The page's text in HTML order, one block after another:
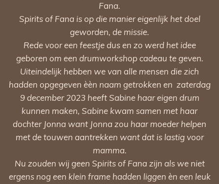
Fana.
Spirits of Fana is op die manier eigenlijk het doel
geworden, de missie.
Rede voor een feestje dus en zo werd het idee
geboren om een drumworkshop cadeau te geven.
Uiteindelijk hebben we van alle mensen die zich
hadden opgegeven èèn naam getrokken en zaterdag
9 december 2023 heeft Sabine haar eigen drum
kunnen maken, Sabine kwam samen met haar
dochter Jonna want Jonna zou haar moeder helpen
met de touwen aantrekken want dat is lastig voor
mamma.
Nu zouden wij geen Spirits of Fana zijn als we niet
ergens nog een klein frame hadden liggen èn een leuk